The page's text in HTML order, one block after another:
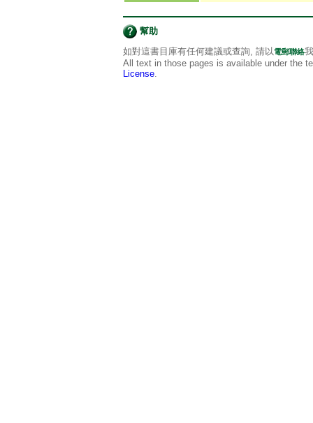
幫助
如對這書目庫有任何建議或查詢, 請以電郵聯絡
All text in those pages is available under the
License.